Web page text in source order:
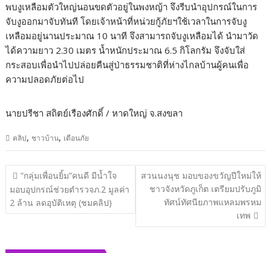
พบงูเหลือมตัวใหญ่นอนขดตัวอยู่ในพงหญ้า จึงรีบนำอุปกรณ์ในการ
จับงูออกมาจับทันที โดยเจ้าหน้าที่หน่วยกู้ภัยฯใช้เวลาในการจับงู
เหลือมอยู่นานประมาณ 10 นาที จึงสามารถจับงูเหลือมได้ นำมาวัด
ได้ความยาว 2.30 เมตร น้ำหนักประมาณ 6.5 กิโลกรัม จึงจับใส่
กระสอบเพื่อนำไปปล่อยคืนสู่ป่าธรรมชาติที่ห่างไกลบ้านผู้คนเพื่อ
ความปลอดภัยต่อไป
นายปรีชา สถิตย์เรืองศักดิ์ / หาดใหญ่ จ.สงขลา
คลิป, ชาวบ้าน, เตือนภัย
แนะแนว
เรื่อง
“กลุ่มเพื่อนยิ้ม”คนดี มีน้ำใจ
มอบอุปกรณ์ช่วยตำรวจภ.2 มูลค่า
2 ล้าน ลดอุบัติเหตุ (ชมคลิป)
สวนนงนุช มอบของขวัญปีใหม่ให้
ชาวจังหวัดภูเก็ต เตรียมปรับภูมิ
ทัศน์ทัศนียภาพแหลมพรหม
เทพ